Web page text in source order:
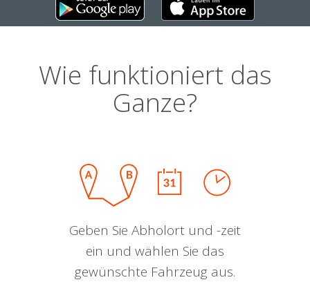
Wie funktioniert das
Ganze?
Geben Sie Abholort und -zeit
ein und wählen Sie das
gewünschte Fahrzeug aus.